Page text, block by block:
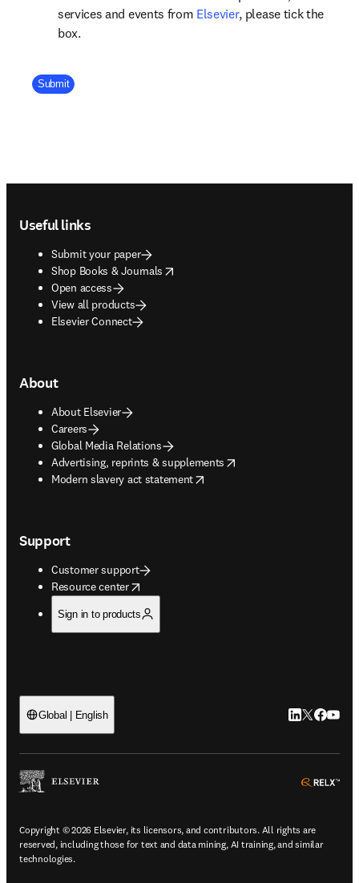
services and events from Elsevieropens in new tab/
, please tick the
box.
Company Division
Submit
Useful links
Submit your paper
Shop Books & Journals
opens in new tab/window
Open access
View all products
Elsevier Connect
About
About Elsevier
Careers
Global Media Relations
Advertising, reprints & supplements
opens in new tab/window
Modern slavery act statement
opens in new tab/window
Support
Customer support
Resource center
opens in new tab/window
Sign in to products
Global | English LinkedIn
Twitter
Copyright © 2026 Elsevier, its licensors, and contributors. All rights are
reserved, including those for text and data mining, AI training, and similar
technologies.